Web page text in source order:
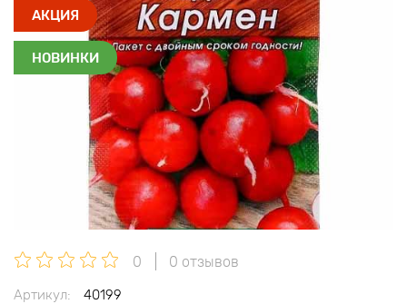
АКЦИЯ
НОВИНКИ
0 0 отзывов
Артикул:
40199